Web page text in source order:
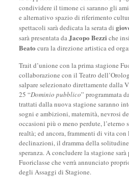
condividere il timone ci saranno gli
e alternativo spazio di riferimento
spettacoli sarà dedicata la serata di
sarà presentata daJacopo Bezzi che
Beato cura la direzione artistica ed
Trait d’unione con la prima stagione
collaborazione con il Teatro
salpare selezionato direttamente dalla
25 “Dominio pubblico” programmata
trattati dalla nuova stagione saranno
sogni e ambizioni, maternità, nevrosi
occasioni più o meno perdute, l’eterno
realtà; ed ancora, frammenti di vita con
declinazioni, il dramma della
speranza. A concludere la stagione
Fuoriclasse che verrà annunciato
degli Assaggi di Stagione.